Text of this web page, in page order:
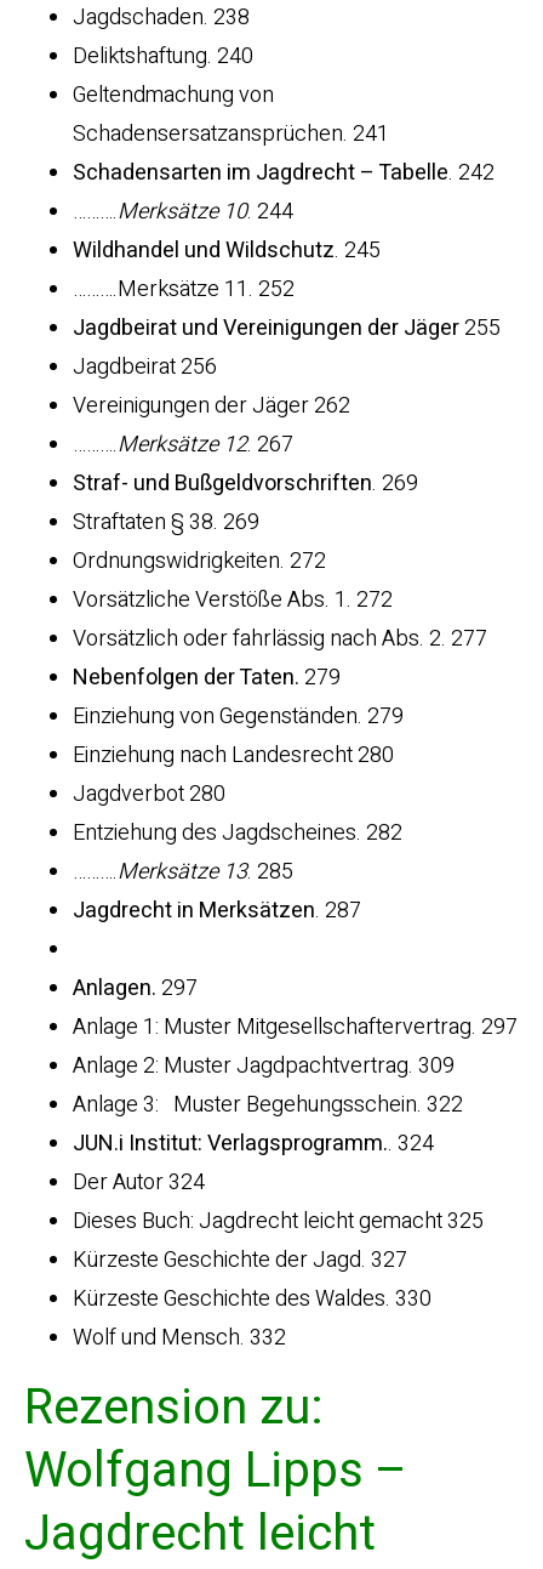
Jagdschaden. 238
Deliktshaftung. 240
Geltendmachung von
Schadensersatzansprüchen. 241
Schadensarten im Jagdrecht – Tabelle. 242
……….Merksätze 10. 244
Wildhandel und Wildschutz. 245
……….Merksätze 11. 252
Jagdbeirat und Vereinigungen der Jäger255
Jagdbeirat 256
Vereinigungen der Jäger 262
……….Merksätze 12. 267
Straf- und Bußgeldvorschriften. 269
Straftaten § 38. 269
Ordnungswidrigkeiten. 272
Vorsätzliche Verstöße Abs. 1. 272
Vorsätzlich oder fahrlässig nach Abs. 2. 277
Nebenfolgen der Taten.279
Einziehung von Gegenständen. 279
Einziehung nach Landesrecht 280
Jagdverbot 280
Entziehung des Jagdscheines. 282
……….Merksätze 13. 285
Jagdrecht in Merksätzen. 287
Anlagen.297
Anlage 1: Muster Mitgesellschaftervertrag. 297
Anlage 2: Muster Jagdpachtvertrag. 309
Anlage 3: Muster Begehungsschein. 322
JUN.i Institut: Verlagsprogramm.. 324
Der Autor 324
Dieses Buch: Jagdrecht leicht gemacht 325
Kürzeste Geschichte der Jagd. 327
Kürzeste Geschichte des Waldes. 330
Wolf und Mensch. 332
Rezension zu:
Wolfgang Lipps –
Jagdrecht leicht